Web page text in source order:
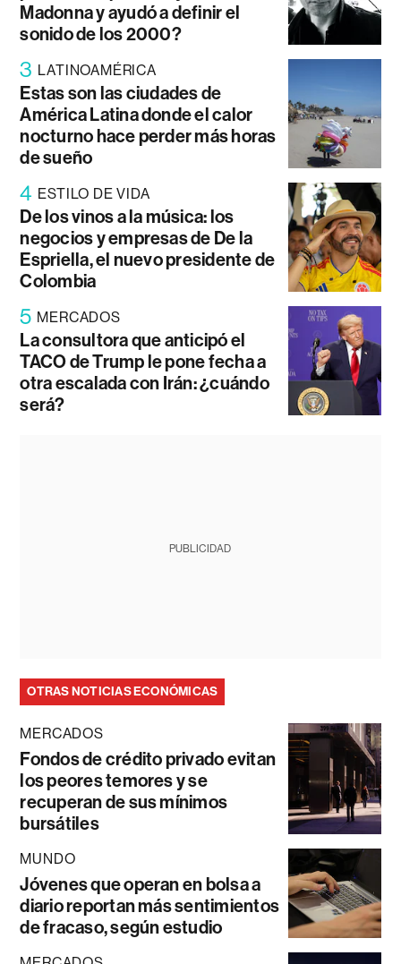
Madonna y ayudó a definir el
sonido de los 2000?
3 LATINOAMÉRICA
Estas son las ciudades de
América Latina donde el calor
nocturno hace perder más horas
de sueño
4 ESTILO DE VIDA
De los vinos a la música: los
negocios y empresas de De la
Espriella, el nuevo presidente de
Colombia
5 MERCADOS
La consultora que anticipó el
TACO de Trump le pone fecha a
otra escalada con Irán: ¿cuándo
será?
PUBLICIDAD
OTRAS NOTICIAS ECONÓMICAS
MERCADOS
Fondos de crédito privado evitan
los peores temores y se
recuperan de sus mínimos
bursátiles
MUNDO
Jóvenes que operan en bolsa a
diario reportan más sentimientos
de fracaso, según estudio